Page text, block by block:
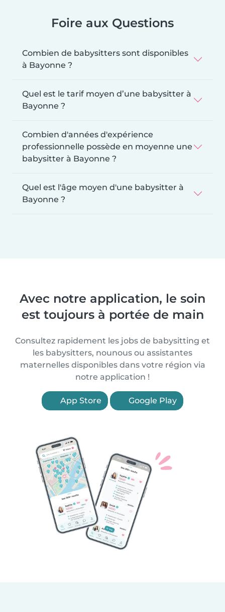
Foire aux Questions
Combien de babysitters sont disponibles
à Bayonne ?
Quel est le tarif moyen d’une babysitter à
Bayonne ?
Combien d'années d'expérience
professionnelle possède en moyenne une
babysitter à Bayonne ?
Quel est l'âge moyen d'une babysitter à
Bayonne ?
Avec notre application, le soin
est toujours à portée de main
Consultez rapidement les jobs de babysitting et
les babysitters, nounous ou assistantes
maternelles disponibles dans votre région via
notre application !
App Store Google Play